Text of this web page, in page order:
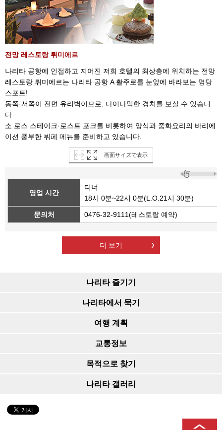
전망 레스토랑 뤼미에르
나리타 공항에 인접하고 지어진 저희 호텔의 최상층에 위치하는 전망
레스토랑 뤼미에르는 나리타 공항 A 활주로를 눈앞에 바라보는 명당
스포트!
동쪽·서쪽이 전면 유리벽이므로, 다이나믹한 경치를 보실 수 있습니
다.
소 로스 스테이크·로스트 포크를 비롯하여 양식과 중화요리의 바리에
이션 풍부한 뷔페 메뉴를 준비하고 있습니다.
画面サイズで表示
영업 시간
디너
18시 0분~22시 0분(L.O.21시 30분)
문의처 0476-32-9111(레스토랑 예약)
더 보기
나리타 즐기기
나리타에서 묵기
여행 계획
교통정보
목적으로 찾기
나리타 갤러리